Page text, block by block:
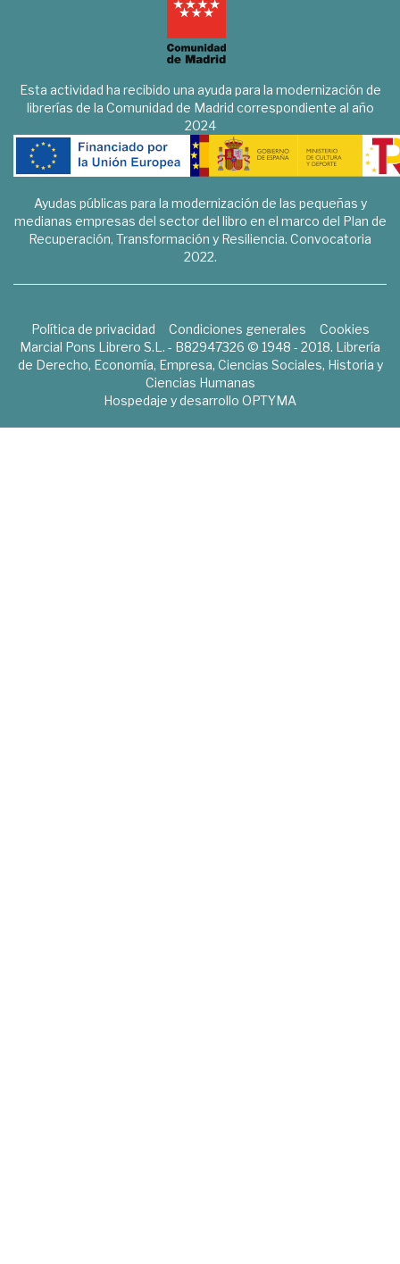
Esta actividad ha recibido una ayuda para la modernización de
librerías de la Comunidad de Madrid correspondiente al año
2024
Ayudas públicas para la modernización de las pequeñas y
medianas empresas del sector del libro en el marco del Plan de
Recuperación, Transformación y Resiliencia. Convocatoria
2022.
Política de privacidad Condiciones generales
Cookies
Marcial Pons Librero S.L. - B82947326 © 1948 - 2018. Librería
de Derecho, Economía, Empresa, Ciencias Sociales, Historia y
Ciencias Humanas
Hospedaje y desarrollo OPTYMA